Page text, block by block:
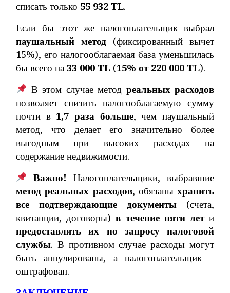
списать только 55 932 TL.
Если бы этот же налогоплательщик выбрал
паушальный метод (фиксированный вычет
15%), его налогооблагаемая база уменьшилась
бы всего на 33 000 TL (15% от 220 000 TL).
В этом случае метод реальных расходов
позволяет снизить налогооблагаемую сумму
почти в1,7 раза больше, чем паушальный
метод, что делает его значительно более
выгодным при высоких расходах на
содержание недвижимости.
Важно!Налогоплательщики, выбравшие
метод реальных расходов, обязаны хранить
все подтверждающие документы (счета,
квитанции, договоры)в течение пяти лети
предоставлять их по запросу налоговой
службы. В противном случае расходы могут
быть аннулированы, а налогоплательщик –
оштрафован.